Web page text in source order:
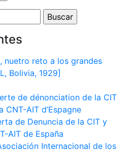
nuetro reto a los grandes
Bolivia, 1929]
de dénonciation de la CIT
AIT d’Espagne
de Denuncia de la CIT y
AIT de España
Internacional de los